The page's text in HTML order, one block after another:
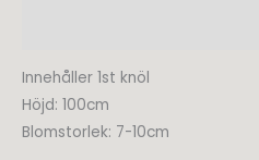
Innehåller 1st knöl
Höjd: 100cm
Blomstorlek: 7-10cm